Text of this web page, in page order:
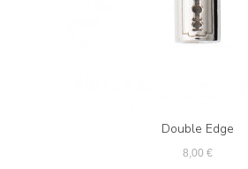
Double Edge
8,00 €